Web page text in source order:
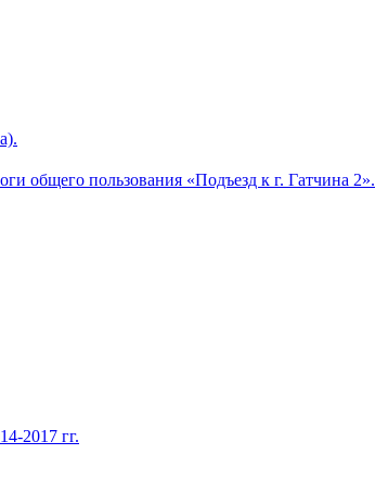
общего пользования «Подъезд к г. Гатчина 2».
2017 гг.